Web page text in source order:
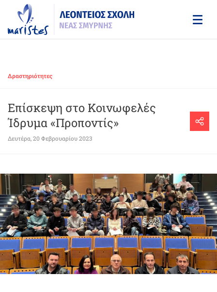
content
Δραστηριότητες
Επίσκεψη στο Κοινωφελές
Ίδρυμα «Προποντίς»
Δευτέρα, 20 Φεβρουαρίου 2023